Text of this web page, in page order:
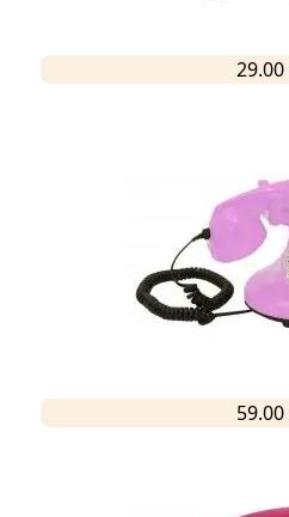
29.00
59.00